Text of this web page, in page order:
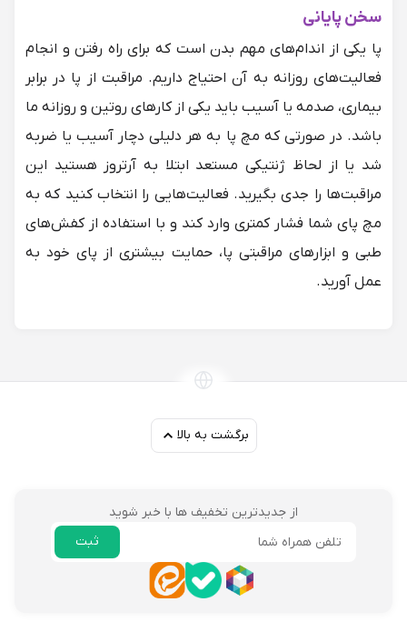
سخن پایانی
پا یکی از اندام‌های مهم بدن است که برای راه رفتن و انجام
فعالیت‌های روزانه به آن احتیاج داریم. مراقبت از پا در برابر
بیماری، صدمه یا آسیب باید یکی از کارهای روتین و روزانه ما
باشد. در صورتی که مچ پا به هر دلیلی دچار آسیب یا ضربه
شد یا از لحاظ ژنتیکی مستعد ابتلا به آرتروز هستید این
مراقبت‌ها را جدی بگیرید. فعالیت‌هایی را انتخاب کنید که به
مچ پای شما فشار کمتری وارد کند و با استفاده از کفش‌های
طبی و ابزارهای مراقبتی پا، حمایت بیشتری از پای خود به
عمل آورید.
برگشت به بالا
از جدیدترین تخفیف ها با خبر شوید
ایمیل
ثبت